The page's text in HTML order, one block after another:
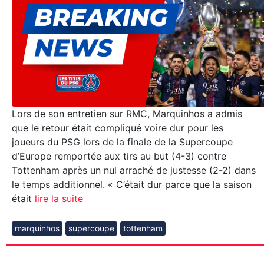
Lors de son entretien sur RMC, Marquinhos a admis
que le retour était compliqué voire dur pour les
joueurs du PSG lors de la finale de la Supercoupe
d’Europe remportée aux tirs au but (4-3) contre
Tottenham après un nul arraché de justesse (2-2) dans
le temps additionnel. « C’était dur parce que la saison
était lire la suite
marquinhos supercoupe tottenham